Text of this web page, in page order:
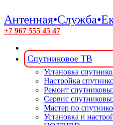
+7 967 555 45 47
Спутниковое ТВ
Установка
Настройка
Ремонт
Сервис
Мастер по
Установка и